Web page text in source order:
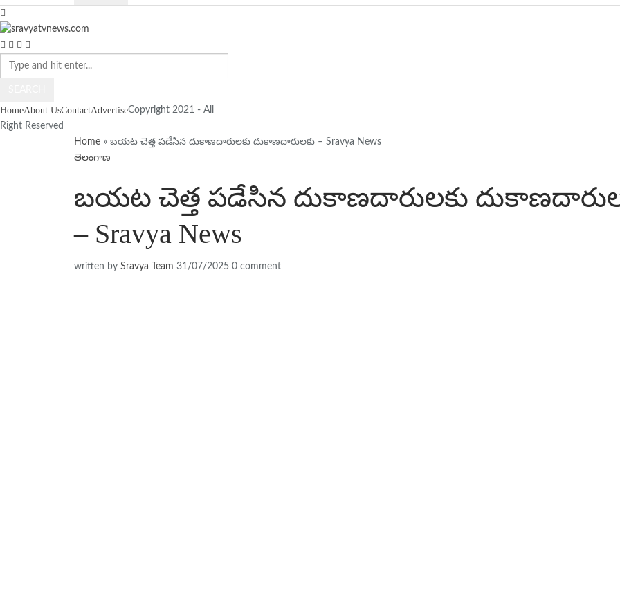
HomeAbout UsContactAdvertiseCopyright 2021 - All
Right Reserved
Home » బయట చెత్త పడేసిన దుకాణదారులకు దుకాణదారులకు – Sravya News
తెలంగాణ
బయట చెత్త పడేసిన దుకాణదారులకు
– Sravya News
written by Sravya Team 31/07/2025 0 comment